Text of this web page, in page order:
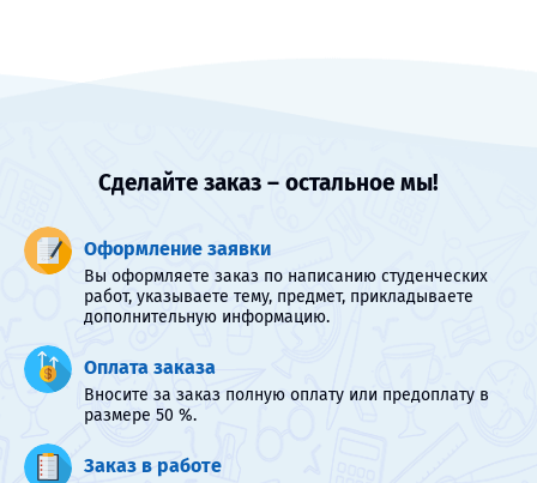
Сделайте заказ – остальное мы!
Оформление заявки
Вы оформляете заказ по написанию студенческих
работ, указываете тему, предмет, прикладываете
дополнительную информацию.
Оплата заказа
Вносите за заказ полную оплату или предоплату в
размере 50 %.
Заказ в работе